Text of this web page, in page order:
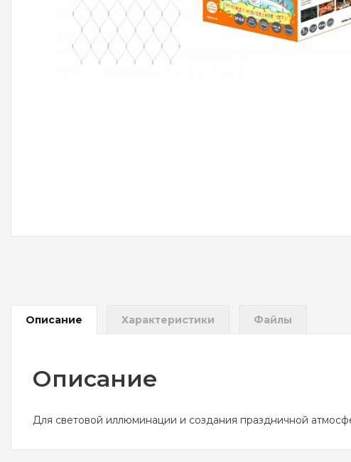
Описание Характеристики Файлы
Описание
Для световой иллюминации и создания праздничной